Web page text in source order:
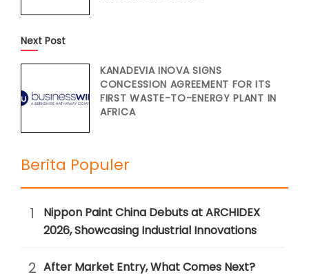
Next Post
KANADEVIA INOVA SIGNS
CONCESSION AGREEMENT FOR ITS
FIRST WASTE-TO-ENERGY PLANT IN
AFRICA
Berita Populer
1
Nippon Paint China Debuts at ARCHIDEX
2026, Showcasing Industrial Innovations
2 After Market Entry, What Comes Next?